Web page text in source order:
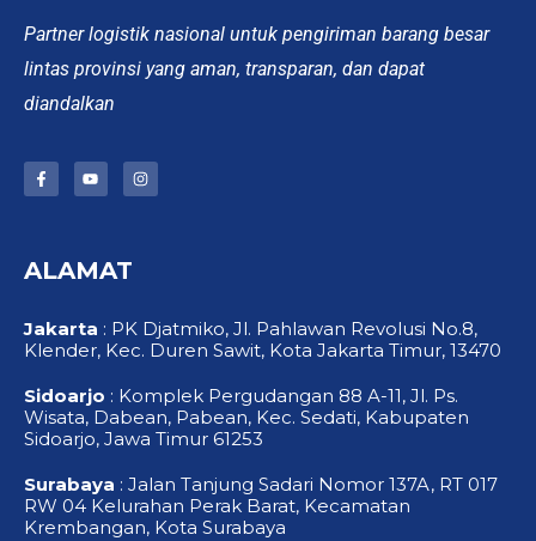
Partner logistik nasional untuk pengiriman barang besar
lintas provinsi yang aman, transparan, dan dapat
diandalkan
F
a
o
o
Y
o
b
e
I
n
ALAMAT
Jakarta : PK Djatmiko, Jl. Pahlawan Revolusi No.8,
Klender, Kec. Duren Sawit, Kota Jakarta Timur, 13470
Sidoarjo : Komplek Pergudangan 88 A-11, Jl. Ps.
Wisata, Dabean, Pabean, Kec. Sedati, Kabupaten
Sidoarjo, Jawa Timur 61253
Surabaya : Jalan Tanjung Sadari Nomor 137A, RT 017
RW 04 Kelurahan Perak Barat, Kecamatan
Krembangan, Kota Surabaya